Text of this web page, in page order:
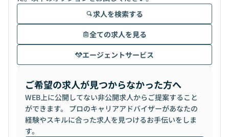
求人を検索する
全ての求人を見る
エージェントサービス
ご希望の求人が見つからなかった方へ
WEB上に公開してない非公開求人からご提案すること
ができます。 プロのキャリアアドバイザーがあなたの
経験やスキルに合った求人を見つけるお手伝いをしま
す。